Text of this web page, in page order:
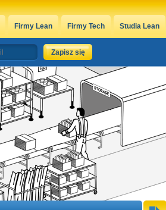
Firmy Lean Firmy Tech Studia Lean